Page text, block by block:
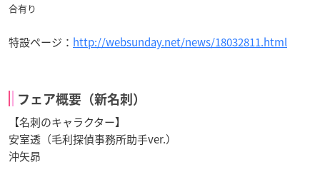
合有り
特設ページ： http://websunday.net/news/18032811.html
フェア概要（新名刺）
【名刺のキャラクター】
安室透（毛利探偵事務所助手ver.）
沖矢昴